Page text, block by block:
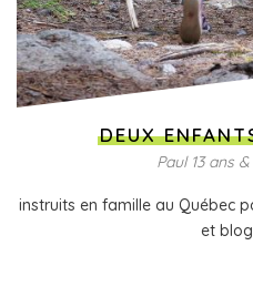
DEUX
Paul 13 ans
instruits en famille au Québec
et